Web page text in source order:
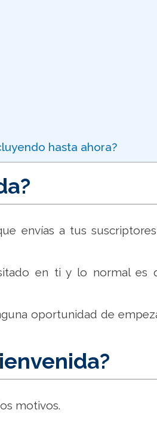
hasta ahora?
envías a tus
en ti y lo normal es
oportunidad de
motivos.